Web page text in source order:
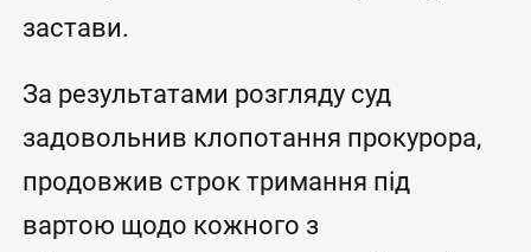
застави.
За результатами розгляду суд
задовольнив клопотання прокурора,
продовжив строк тримання під
вартою щодо кожного з